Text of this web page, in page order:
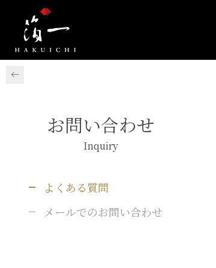
お問い合わせ
Inquiry
よくある質問
メールでのお問い合わせ